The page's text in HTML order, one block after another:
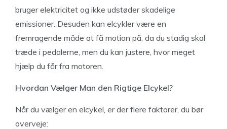
bruger elektricitet og ikke udstøder skadelige
emissioner. Desuden kan elcykler være en
fremragende måde at få motion på, da du stadig skal
træde i pedalerne, men du kan justere, hvor meget
hjælp du får fra motoren.
Hvordan Vælger Man den Rigtige Elcykel?
Når du vælger en elcykel, er der flere faktorer, du bør
overveje: